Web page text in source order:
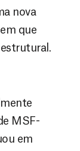
nova
que
MSF-
em